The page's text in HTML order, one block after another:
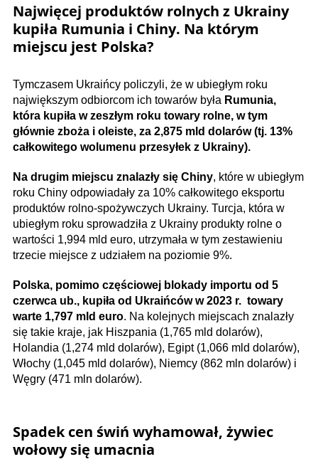
Najwięcej produktów rolnych z Ukrainy
kupiła Rumunia i Chiny. Na którym
miejscu jest Polska?
Tymczasem Ukraińcy policzyli, że w ubiegłym roku
największym odbiorcom ich towarów była Rumunia,
która kupiła w zeszłym roku towary rolne, w tym
głównie zboża i oleiste, za 2,875 mld dolarów (tj. 13%
całkowitego wolumenu przesyłek z Ukrainy).
Na drugim miejscu znalazły się Chiny, które w ubiegłym
roku Chiny odpowiadały za 10% całkowitego eksportu
produktów rolno-spożywczych Ukrainy. Turcja, która w
ubiegłym roku sprowadziła z Ukrainy produkty rolne o
wartości 1,994 mld euro, utrzymała w tym zestawieniu
trzecie miejsce z udziałem na poziomie 9%.
Polska, pomimo częściowej blokady importu od 5
czerwca ub., kupiła od Ukraińców w 2023 r. towary
warte 1,797 mld euro. Na kolejnych miejscach znalazły
się takie kraje, jak Hiszpania (1,765 mld dolarów),
Holandia (1,274 mld dolarów), Egipt (1,066 mld dolarów),
Włochy (1,045 mld dolarów), Niemcy (862 mln dolarów) i
Węgry (471 mln dolarów).
Spadek cen świń wyhamował, żywiec
wołowy się umacnia